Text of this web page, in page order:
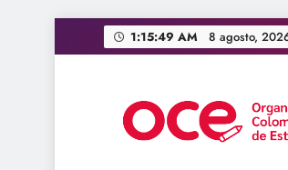
al
1:15:49 AM 8 agosto,